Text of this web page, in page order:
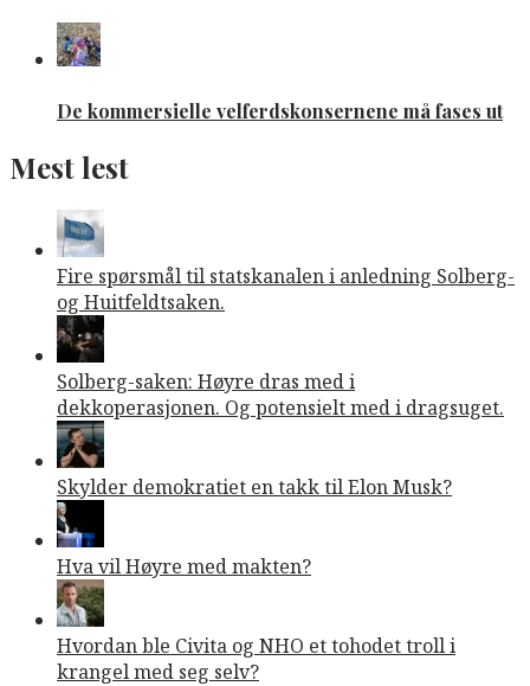
De kommersielle velferdskonsernene må fases ut
Mest lest
Fire spørsmål til statskanalen i anledning Solberg-
og Huitfeldtsaken.
Solberg-saken: Høyre dras med i
dekkoperasjonen. Og potensielt med i dragsuget.
Skylder demokratiet en takk til Elon Musk?
Hva vil Høyre med makten?
Hvordan ble Civita og NHO et tohodet troll i
krangel med seg selv?